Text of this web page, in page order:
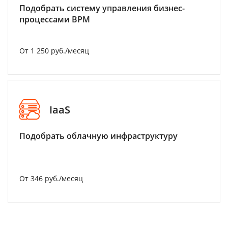
Подобрать систему управления бизнес-
процессами BPM
От 1 250 руб./месяц
IaaS
Подобрать облачную инфраструктуру
От 346 руб./месяц